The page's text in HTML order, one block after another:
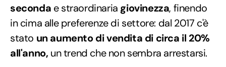
seconda e straordinaria giovinezza, finendo
in cima alle preferenze di settore: dal 2017 c'è
stato un aumento di vendita di circa il 20%
all'anno, un trend che non sembra arrestarsi.